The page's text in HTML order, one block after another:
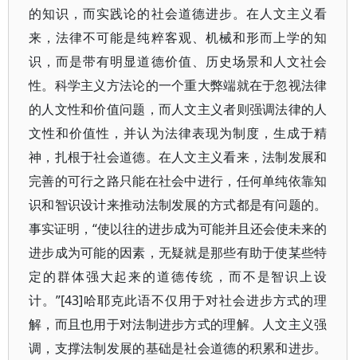
的知识，而实践论的社会道德进步。在人文主义看
来，法律不可能是纯粹客观、机械和形而上学的知
识，而是带有明显道德价值、历史场景和人文社会
性。科学主义方法论的一个重大弊端就在于忽视法律
的人文性和价值问题，而人文主义者则强调法律的人
文性和价值性，并认为法律表现为制度，生成于精
神，扎根于社会道德。在人文主义看来，法制发展和
完善的可行之路只能在社会中进行，任何单纯依靠知
识和智识设计来推动法制发展的方式都是有问题的。
事实证明，“使以往的进步成为可能并且还会使未来的
进步成为可能的因素，无疑就是那些有助于使某些特
定的群体强大起来的道德传统，而不是智识上设
计。”[43]哈耶克此语不仅用于对社会进步方式的理
解，而且也用于对法制进步方式的理解。人文主义强
调，支撑法制发展的基础是社会道德的积累和进步。